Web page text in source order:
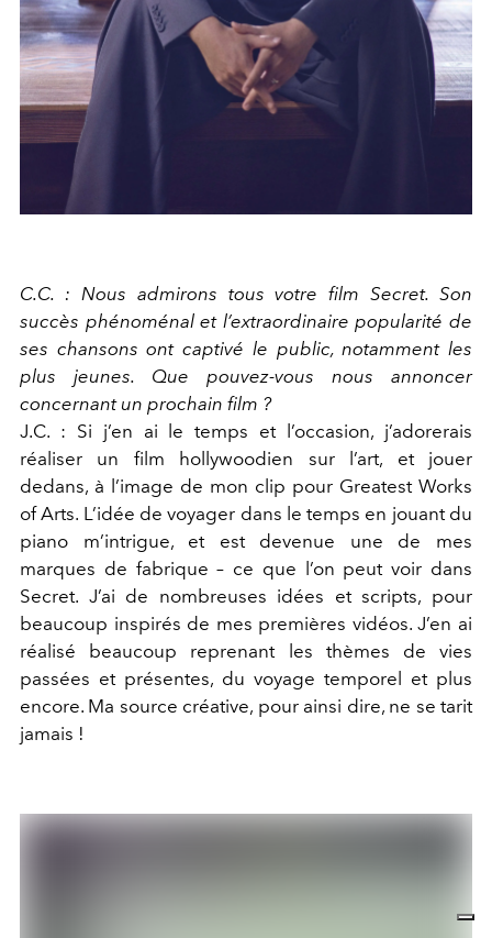
C.C. : Nous admirons tous votre film Secret. Son
succès phénoménal et l’extraordinaire popularité de
ses chansons ont captivé le public, notamment les
plus jeunes. Que pouvez-vous nous annoncer
concernant un prochain film ?
J.C. : Si j’en ai le temps et l’occasion, j’adorerais
réaliser un film hollywoodien sur l’art, et jouer
dedans, à l’image de mon clip pour Greatest Works
of Arts. L’idée de voyager dans le temps en jouant du
piano m’intrigue, et est devenue une de mes
marques de fabrique – ce que l’on peut voir dans
Secret. J’ai de nombreuses idées et scripts, pour
beaucoup inspirés de mes premières vidéos. J’en ai
réalisé beaucoup reprenant les thèmes de vies
passées et présentes, du voyage temporel et plus
encore. Ma source créative, pour ainsi dire, ne se tarit
jamais !